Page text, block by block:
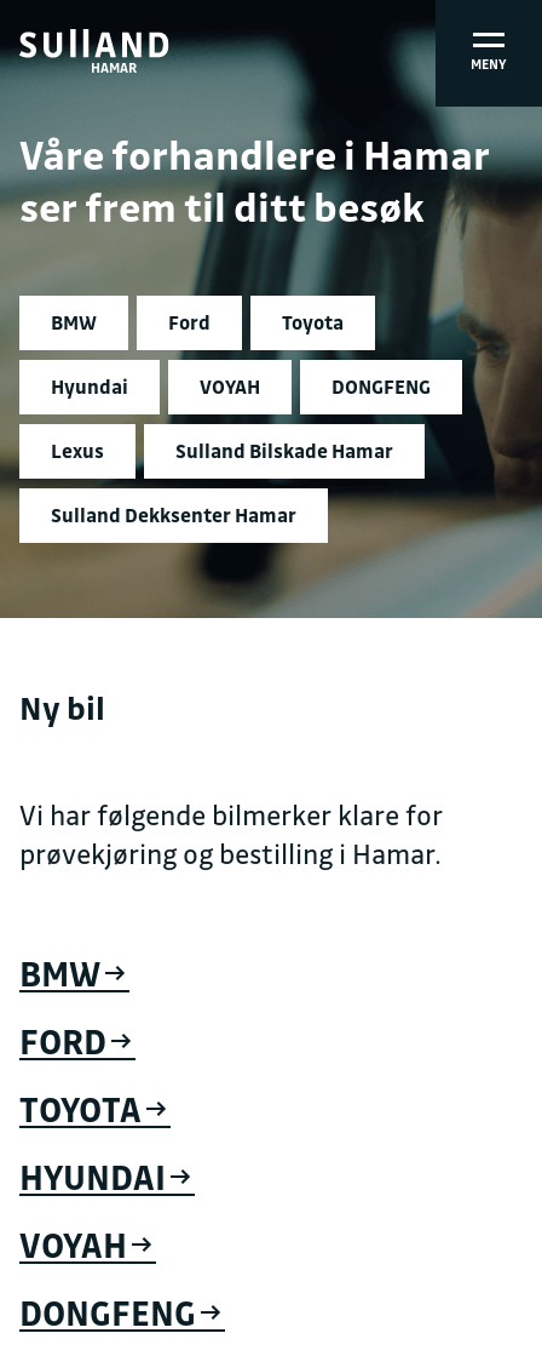
HAMAR MENY
Våre forhandlere i Hamar
ser frem til ditt besøk
BMW Ford Toyota
Hyundai VOYAH DONGFENG
Lexus Sulland Bilskade Hamar
Sulland Dekksenter Hamar
Ny bil
Vi har følgende bilmerker klare for
prøvekjøring og bestilling i Hamar.
BMW
FORD
TOYOTA
HYUNDAI
VOYAH
DONGFENG